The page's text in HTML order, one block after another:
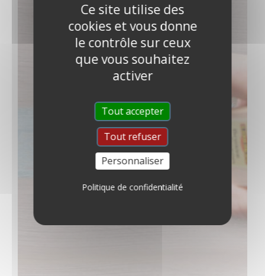
Ce site utilise des
cookies et vous donne
le contrôle sur ceux
que vous souhaitez
activer
Tout accepter
Tout refuser
Personnaliser
Politique de confidentialité